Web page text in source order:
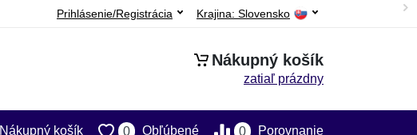
Krajina: Slovensko
Prihlásenie/Registrácia
Nákupný košík
zatiaľ prázdny
0 Porovnanie
0 Obľúbené
Nákupný košík